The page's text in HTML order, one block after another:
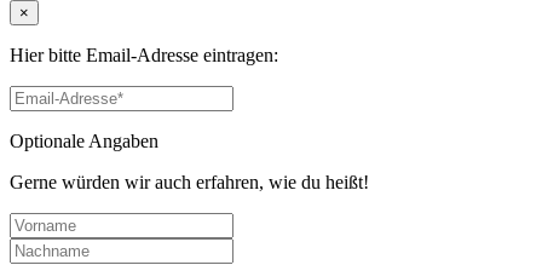
×
Hier bitte Email-Adresse eintragen:
Optionale Angaben
Gerne würden wir auch erfahren, wie du heißt!